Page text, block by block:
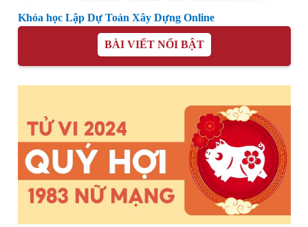
Khóa học Lập Dự Toán Xây Dựng Online
BÀI VIẾT NỔI BẬT